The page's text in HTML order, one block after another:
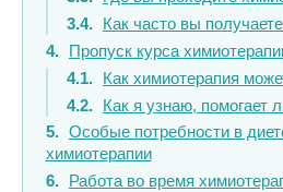
Как часто вы
Пропуск курса
Как химиотерапия
Как я узнаю, помогает
Особые потребности в
химиотерапии
Работа во время